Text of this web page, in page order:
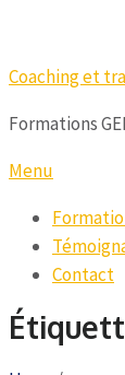
Coaching et
Formations
Menu
Contact